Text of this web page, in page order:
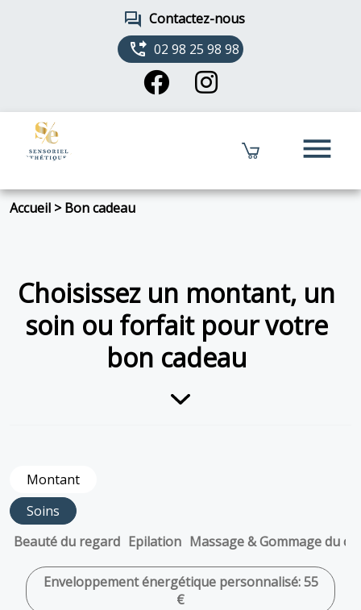
forum Contactez-nous
phone_forwarded 02 98 25 98 98
menu
Accueil >Bon cadeau
Choisissez un montant, un
soin ou forfait pour votre
bon cadeau
Montant
Soins
Beauté du regard Epilation Massage & Gommage du
Enveloppement énergétique personnalisé: 55
€